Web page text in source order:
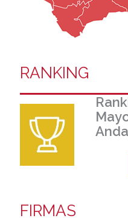
RANKING
FIRMAS